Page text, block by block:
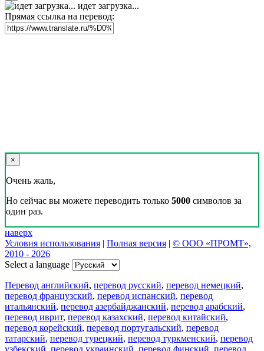
идет загрузка...
Прямая ссылка на перевод:
×
Очень жаль,
Но сейчас вы можете переводить только 5000 символов за
один раз.
наверх
Условия использования | Полная версия | © ООО «ПРОМТ»,
2010 - 2026
Select a language
Перевод английский, перевод русский, перевод немецкий,
перевод французский, перевод испанский, перевод
итальянский, перевод азербайджанский, перевод арабский,
перевод иврит, перевод казахский, перевод китайский,
перевод корейский, перевод португальский, перевод
татарский, перевод турецкий, перевод туркменский, перевод